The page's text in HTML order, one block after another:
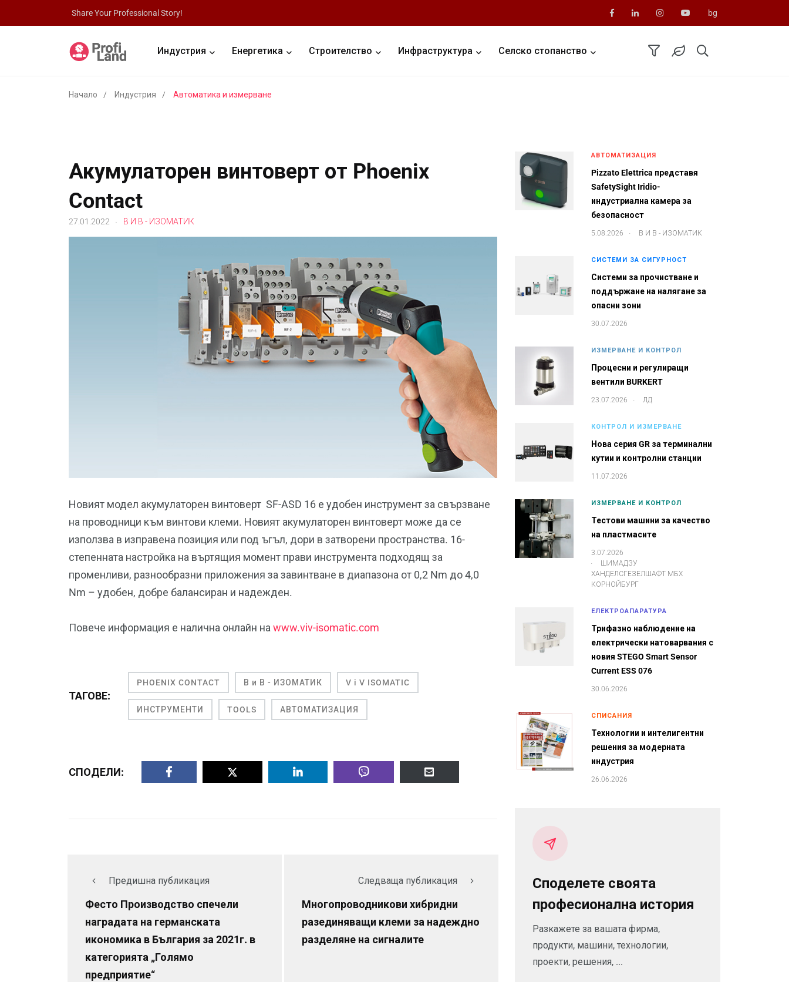
Share Your Professional Story! bg
Индустрия Енергетика Строителство Инфраструктура Селско стопанство
Начало Индустрия Автоматика и измерване
Акумулаторен винтоверт от Phoenix
Contact
27.01.2022 В И В - ИЗОМАТИК
Новият модел акумулаторен винтоверт SF-ASD 16 е удобен инструмент за свързване
на проводници към винтови клеми. Новият акумулаторен винтоверт може да се
използва в изправена позиция или под ъгъл, дори в затворени пространства. 16-
степенната настройка на въртящия момент прави инструмента подходящ за
променливи, разнообразни приложения за завинтване в диапазона от 0,2 Nm до 4,0
Nm – удобен, добре балансиран и надежден.
Повече информация е налична онлайн на www.viv-isomatic.com
ТАГОВЕ:
PHOENIX CONTACT В и В - ИЗОМАТИК V i V ISOMATIC
ИНСТРУМЕНТИ TOOLS АВТОМАТИЗАЦИЯ
СПОДЕЛИ:
Предишна публикация
Фесто Производство спечели
наградата на германската
икономика в България за 2021г. в
категорията „Голямо
предприятие“
Следваща публикация
Многопроводникови хибридни
разединяващи клеми за надеждно
разделяне на сигналите
АВТОМАТИЗАЦИЯ
Pizzato Elettrica представя
SafetySight Iridio-
индустриална камера за
безопасност
5.08.2026 . В И В - ИЗОМАТИК
СИСТЕМИ ЗА СИГУРНОСТ
Системи за прочистване и
поддържане на налягане за
опасни зони
30.07.2026
ИЗМЕРВАНЕ И КОНТРОЛ
Процесни и регулиращи
вентили BURKERT
23.07.2026 . ЛД
КОНТРОЛ И ИЗМЕРВАНЕ
Нова серия GR за терминални
кутии и контролни станции
11.07.2026
ИЗМЕРВАНЕ И КОНТРОЛ
Тестови машини за качество
на пластмасите
3.07.2026
.
ШИМАДЗУ
ХАНДЕЛСГЕЗЕЛШАФТ МБХ
КОРНОЙБУРГ
ЕЛЕКТРОАПАРАТУРА
Трифазно наблюдение на
електрически натоварвания с
новия STEGO Smart Sensor
Current ESS 076
30.06.2026
СПИСАНИЯ
Технологии и интелигентни
решения за модерната
индустрия
26.06.2026
Споделете своята
професионална история
Разкажете за вашата фирма,
продукти, машини, технологии,
проекти, решения, ...